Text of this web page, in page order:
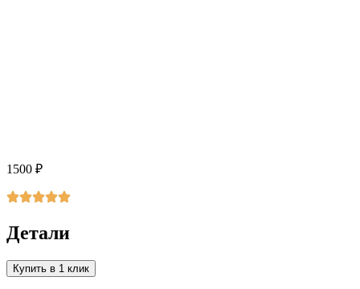
1500 ₽
Детали
Купить в 1 клик